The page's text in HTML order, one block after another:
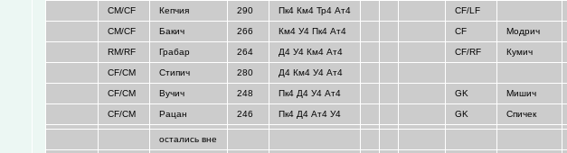
CM/CF Кепчия 290 Пк4 Км4 Тр4 Ат4 CF/LF
CM/CF Бакич 266 Км4 У4 Пк4 Ат4 CF Модрич
RM/RF Грабар 264 Д4 У4 Км4 Ат4 CF/RF Кумич
CF/CM Стипич 280 Д4 Км4 У4 Ат4
CF/CM Вучич 248 Пк4 Д4 У4 Ат4 GK Мишич
CF/CM Рацан 246 Пк4 Д4 Ат4 У4 GK Спичек
остались вне